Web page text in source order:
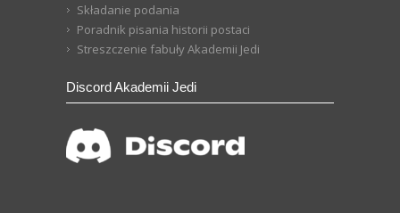
Składanie podania
Poradnik pisania historii postaci
Streszczenie fabuły Akademii Jedi
Discord Akademii Jedi